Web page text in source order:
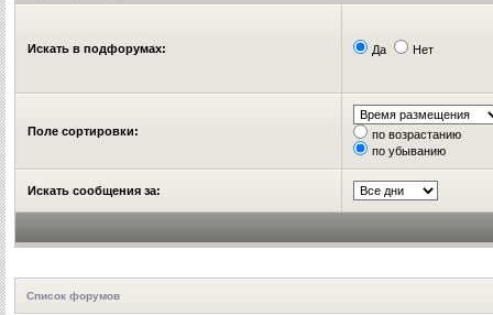
Искать в подфорумах: Да Нет
Поле сортировки:
по возрастанию
по убыванию
Искать сообщения за:
Список форумов